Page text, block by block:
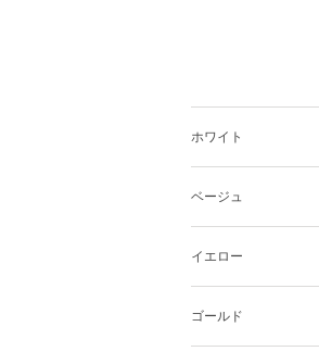
ホワイト
ベージュ
イエロー
ゴールド